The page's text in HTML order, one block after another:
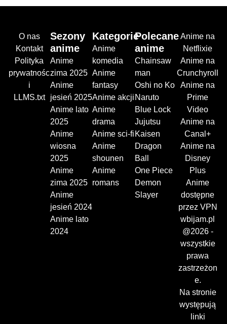
O nas
Kontakt
Polityka
prywatnośc
i
LLMS.txt
Sezony
anime
Anime
zima 2025
Anime
jesień 2025
Anime lato
2025
Anime
wiosna
2025
Anime
zima 2025
Anime
jesień 2024
Anime lato
2024
Kategorie
Anime
komedia
Anime
fantasy
Anime akcji
Anime
drama
Anime sci-fi
Anime
shounen
Anime
romans
Polecane
anime
Chainsaw
man
Oshi no Ko
Naruto
Blue Lock
Jujutsu
Kaisen
Dragon
Ball
One Piece
Demon
Slayer
Anime na
Netflixie
Anime na
Crunchyroll
Anime na
Prime
Video
Anime na
Canal+
Anime na
Disney
Plus
Anime
dostępne
przez VPN
wbijam.pl
@2026 -
wszystkie
prawa
zastrzeżon
e.
Na stronie
występują
linki